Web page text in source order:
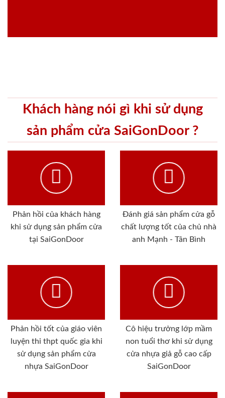
Khách hàng nói gì khi sử dụng
sản phẩm cửa SaiGonDoor ?
Phản hồi của khách hàng
khi sử dụng sản phẩm cửa
tại SaiGonDoor
Đánh giá sản phẩm cửa gỗ
chất lượng tốt của chủ nhà
anh Mạnh - Tân Bình
Phản hồi tốt của giáo viên
luyện thi thpt quốc gia khi
sử dụng sản phẩm cửa
nhựa SaiGonDoor
Cô hiệu trưởng lớp mầm
non tuổi thơ khi sử dụng
cửa nhựa giả gỗ cao cấp
SaiGonDoor